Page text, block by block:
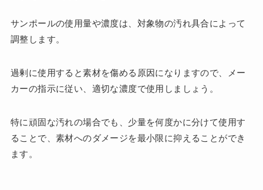
サンポールの使用量や濃度は、対象物の汚れ具合によって
調整します。
過剰に使用すると素材を傷める原因になりますので、メー
カーの指示に従い、適切な濃度で使用しましょう。
特に頑固な汚れの場合でも、少量を何度かに分けて使用す
ることで、素材へのダメージを最小限に抑えることができ
ます。